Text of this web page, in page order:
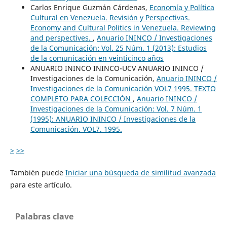
Carlos Enrique Guzmán Cárdenas, Economía y Política
Cultural en Venezuela. Revisión y Perspectivas.
Economy and Cultural Politics in Venezuela. Reviewing
and perspectives. , Anuario ININCO / Investigaciones
de la Comunicación: Vol. 25 Núm. 1 (2013): Estudios
de la comunicación en veinticinco años
ANUARIO ININCO ININCO-UCV ANUARIO ININCO /
Investigaciones de la Comunicación, Anuario ININCO /
Investigaciones de la Comunicación VOL7 1995. TEXTO
COMPLETO PARA COLECCIÓN , Anuario ININCO /
Investigaciones de la Comunicación: Vol. 7 Núm. 1
(1995): ANUARIO ININCO / Investigaciones de la
Comunicación. VOL7. 1995.
> >>
También puede Iniciar una búsqueda de similitud avanzada
para este artículo.
Palabras clave